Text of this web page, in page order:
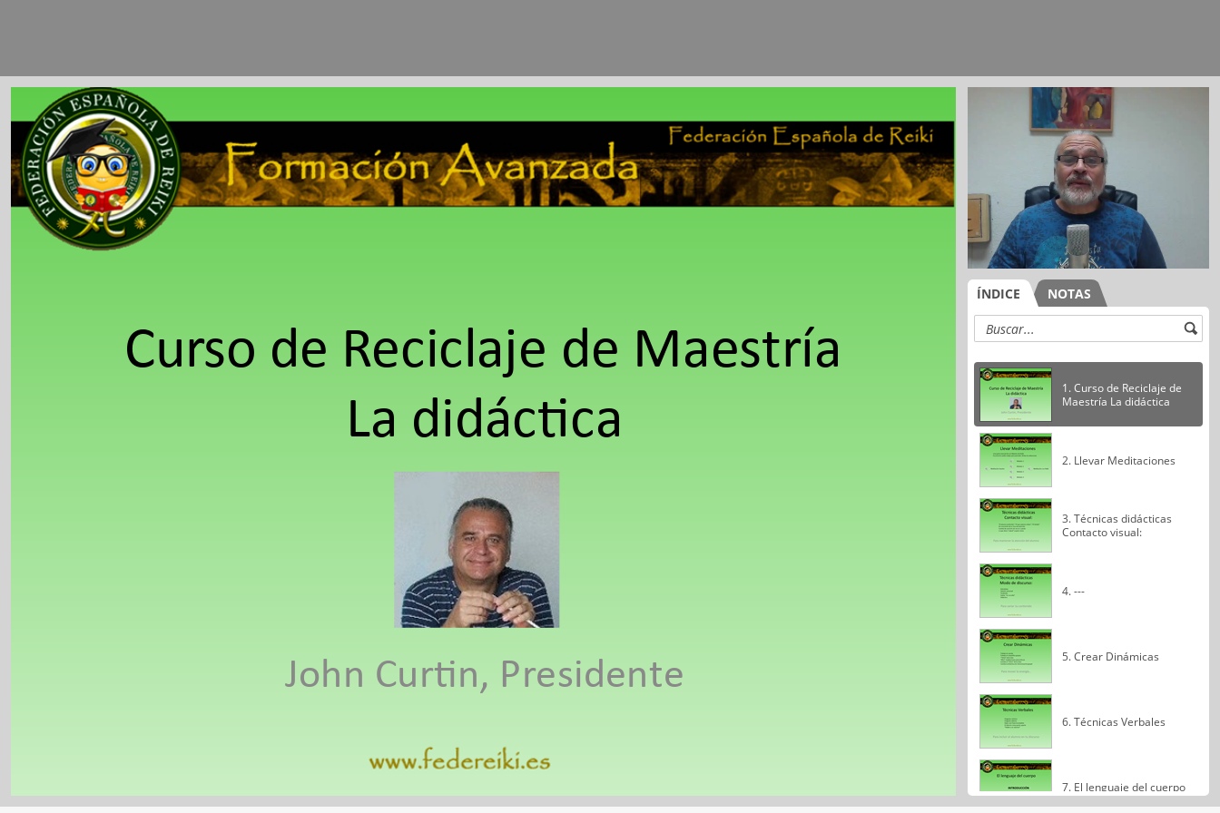
ÍNDICE NOTAS
1. Curso de Reciclaje de
Maestría La didáctica
2. Llevar Meditaciones
3. Técnicas didácticas
Contacto visual:
4. ---
5. Crear Dinámicas
6. Técnicas Verbales
7. El lenguaje del cuerpo
Curso de Reciclaje de Maestría
La didáctica
John Curtin, Presidente